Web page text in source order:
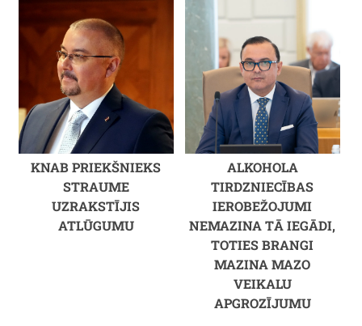
KNAB PRIEKŠNIEKS
STRAUME
UZRAKSTĪJIS
ATLŪGUMU
ALKOHOLA
TIRDZNIECĪBAS
IEROBEŽOJUMI
NEMAZINA TĀ IEGĀDI,
TOTIES BRANGI
MAZINA MAZO
VEIKALU
APGROZĪJUMU